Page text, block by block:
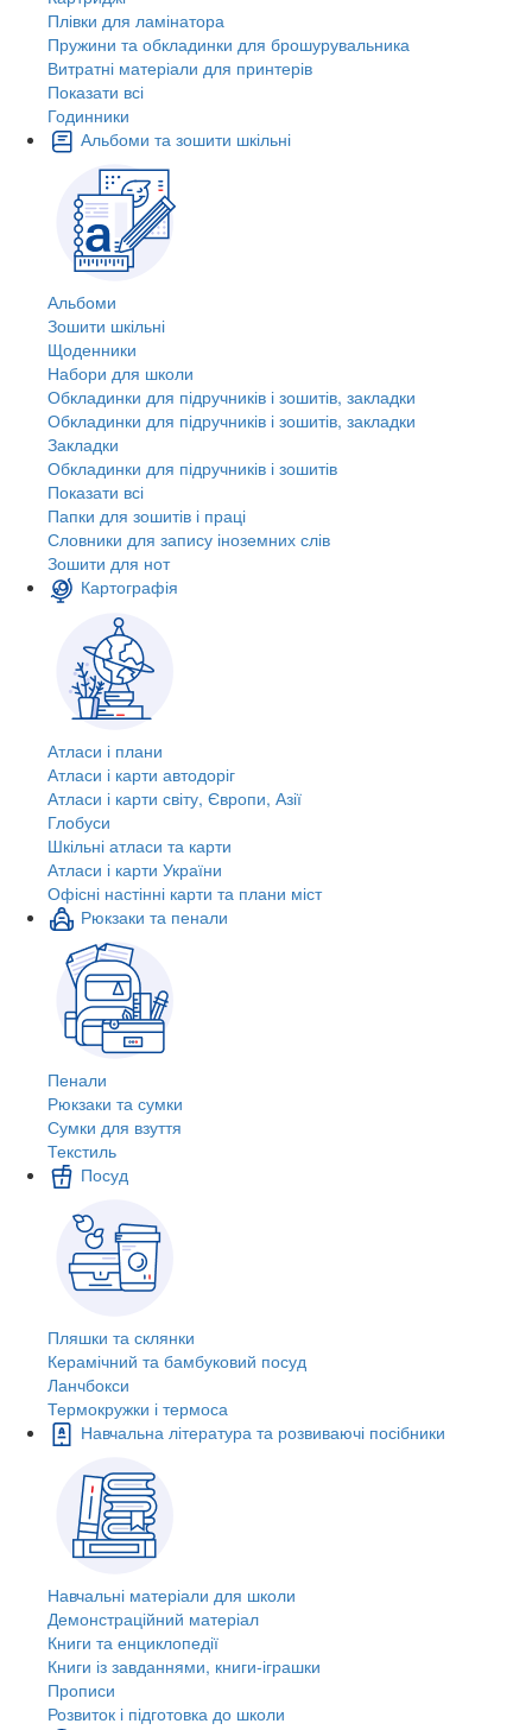
Плівки для ламінатора
Пружини та обкладинки для брошурувальника
Витратні матеріали для принтерів
Показати всі
Годинники
Альбоми та зошити шкільні
Альбоми
Зошити шкільні
Щоденники
Набори для школи
Обкладинки для підручників і зошитів, закладки
Обкладинки для підручників і зошитів, закладки
Закладки
Обкладинки для підручників і зошитів
Показати всі
Папки для зошитів і праці
Словники для запису іноземних слів
Зошити для нот
Картографія
Атласи і плани
Атласи і карти автодоріг
Атласи і карти світу, Європи, Азії
Глобуси
Шкільні атласи та карти
Атласи і карти України
Офісні настінні карти та плани міст
Рюкзаки та пенали
Пенали
Рюкзаки та сумки
Сумки для взуття
Текстиль
Посуд
Пляшки та склянки
Керамічний та бамбуковий посуд
Ланчбокси
Термокружки і термоса
Навчальна література та розвиваючі посібники
Навчальні матеріали для школи
Демонстраційний матеріал
Книги та енциклопедії
Книги із завданнями, книги-іграшки
Прописи
Розвиток і підготовка до школи